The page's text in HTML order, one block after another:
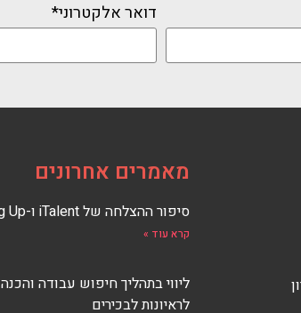
דואר אלקטרוני*
מאמרים אחרונים
סיפור ההצלחה של iTalent ו-Scaling Up
קרא עוד »
ליווי בתהליך חיפוש עבודה והכנה
לראיונות לבכירים